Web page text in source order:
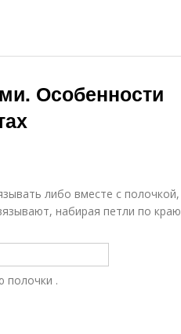
Особенности
либо вместе с полочкой,
набирая петли по краю
полочки .